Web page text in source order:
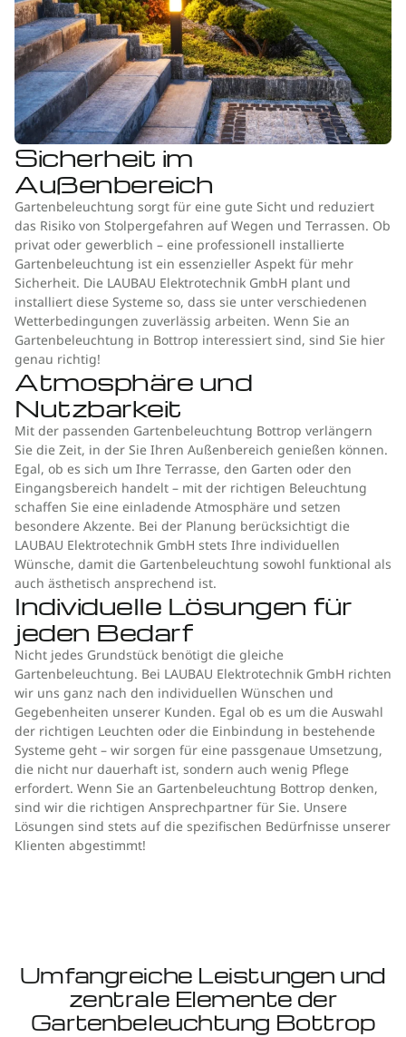
Sicherheit im
Außenbereich
Gartenbeleuchtung sorgt für eine gute Sicht und reduziert
das Risiko von Stolpergefahren auf Wegen und Terrassen. Ob
privat oder gewerblich – eine professionell installierte
Gartenbeleuchtung ist ein essenzieller Aspekt für mehr
Sicherheit. Die LAUBAU Elektrotechnik GmbH plant und
installiert diese Systeme so, dass sie unter verschiedenen
Wetterbedingungen zuverlässig arbeiten. Wenn Sie an
Gartenbeleuchtung in Bottrop interessiert sind, sind Sie hier
genau richtig!
Atmosphäre und
Nutzbarkeit
Mit der passenden Gartenbeleuchtung Bottrop verlängern
Sie die Zeit, in der Sie Ihren Außenbereich genießen können.
Egal, ob es sich um Ihre Terrasse, den Garten oder den
Eingangsbereich handelt – mit der richtigen Beleuchtung
schaffen Sie eine einladende Atmosphäre und setzen
besondere Akzente. Bei der Planung berücksichtigt die
LAUBAU Elektrotechnik GmbH stets Ihre individuellen
Wünsche, damit die Gartenbeleuchtung sowohl funktional als
auch ästhetisch ansprechend ist.
Individuelle Lösungen für
jeden Bedarf
Nicht jedes Grundstück benötigt die gleiche
Gartenbeleuchtung. Bei LAUBAU Elektrotechnik GmbH richten
wir uns ganz nach den individuellen Wünschen und
Gegebenheiten unserer Kunden. Egal ob es um die Auswahl
der richtigen Leuchten oder die Einbindung in bestehende
Systeme geht – wir sorgen für eine passgenaue Umsetzung,
die nicht nur dauerhaft ist, sondern auch wenig Pflege
erfordert. Wenn Sie an Gartenbeleuchtung Bottrop denken,
sind wir die richtigen Ansprechpartner für Sie. Unsere
Lösungen sind stets auf die spezifischen Bedürfnisse unserer
Klienten abgestimmt!
Umfangreiche Leistungen und
zentrale Elemente der
Gartenbeleuchtung Bottrop